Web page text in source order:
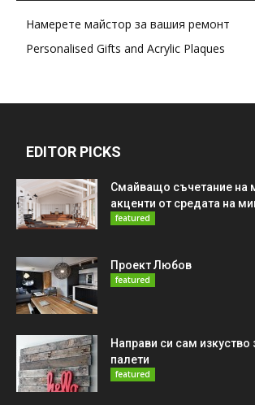
Намерете майстор за вашия ремонт
Personalised Gifts and Acrylic Plaques
EDITOR PICKS
Смайващо съчетание на
акценти от средата на
featured
Проект Любов
featured
Направи си сам изкуство
палети
featured